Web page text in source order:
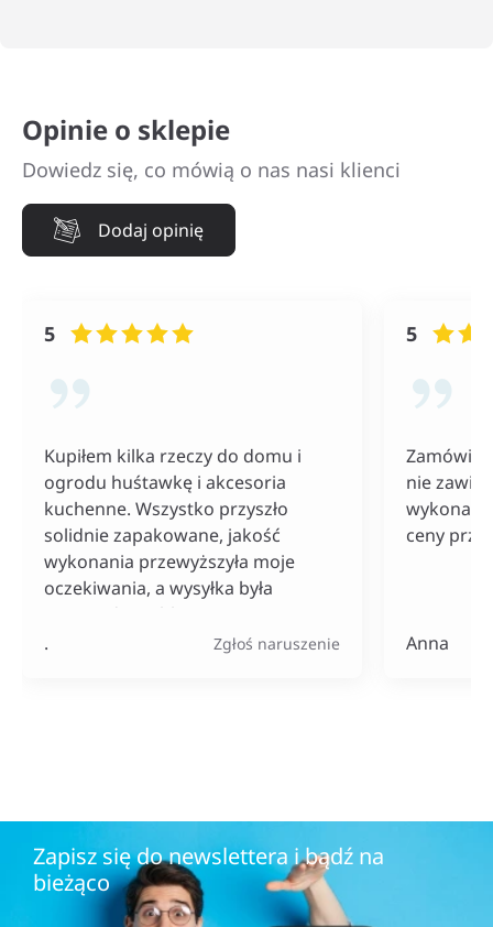
Opinie o sklepie
Dowiedz się, co mówią o nas nasi klienci
Dodaj opinię
5
Kupiłem kilka rzeczy do domu i
ogrodu huśtawkę i akcesoria
kuchenne. Wszystko przyszło
solidnie zapakowane, jakość
wykonania przewyższyła moje
oczekiwania, a wysyłka była
naprawdę szybka. Do tego ceny
bardzo konkurencyjne, szczególnie
. Zgłoś naruszenie
5
nie
ceny
Anna
Zapisz się do newslettera i bądź na
bieżąco